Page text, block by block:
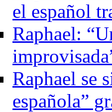
el español
Raphael:
Raphael se
española”